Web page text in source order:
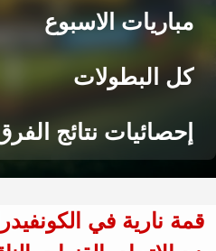
مباريات الاسبوع
كل البطولات
إحصائيات نتائج
قمة نارية في